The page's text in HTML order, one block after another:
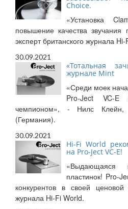
Choice.
«Установка
повышение качества
эксперт британского журнала
30.09.2021
«Тотальная
журнале Mint
«Среди моек
Pro-Ject VC-E
чемпионом», - Нилс Клейн,
(Германия).
30.09.2021
Hi-Fi World
на Pro-Ject VC-E!
пластинок! Pro-
конкурентов в своей
журнала Hi-Fi World.